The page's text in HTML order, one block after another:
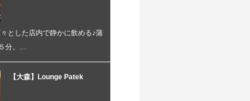
とした店内で静かに飲める♪蒲
分。…
【大森】Lounge Patek